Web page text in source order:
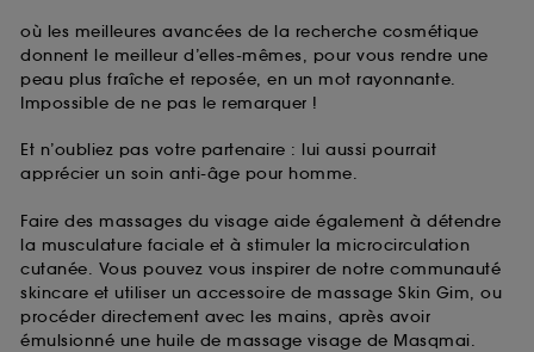
où les meilleures avancées de la recherche cosmétique
donnent le meilleur d’elles-mêmes, pour vous rendre une
peau plus fraîche et reposée, en un mot rayonnante.
Impossible de ne pas le remarquer !
Et n’oubliez pas votre partenaire : lui aussi pourrait
apprécier un soin anti-âge pour homme.
Faire des massages du visage aide également à détendre
la musculature faciale et à stimuler la microcirculation
cutanée. Vous pouvez vous inspirer de notre communauté
skincare et utiliser un accessoire de massage Skin Gim, ou
procéder directement avec les mains, après avoir
émulsionné une huile de massage visage de Masqmai.